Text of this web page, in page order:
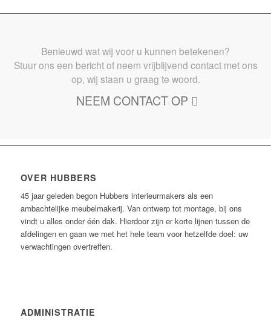
Benieuwd wat wij voor u kunnen betekenen?
Stuur ons een bericht of neem vrijblijvend contact met ons
op, wij staan u graag te woord.
NEEM CONTACT OP
OVER HUBBERS
45 jaar geleden begon Hubbers interieurmakers als een
ambachtelijke meubelmakerij. Van ontwerp tot montage, bij ons
vindt u alles onder één dak. Hierdoor zijn er korte lijnen tussen de
afdelingen en gaan we met het hele team voor hetzelfde doel: uw
verwachtingen overtreffen.
ADMINISTRATIE